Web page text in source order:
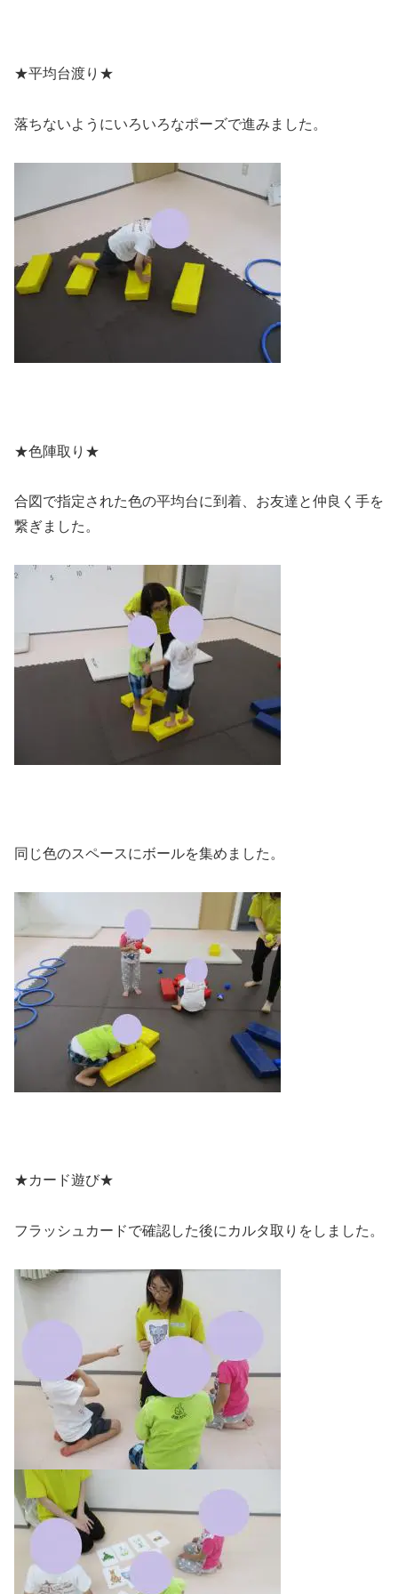
★平均台渡り★
落ちないようにいろいろなポーズで進みました。
★色陣取り★
合図で指定された色の平均台に到着、お友達と仲良く手を
繋ぎました。
同じ色のスペースにボールを集めました。
★カード遊び★
フラッシュカードで確認した後にカルタ取りをしました。